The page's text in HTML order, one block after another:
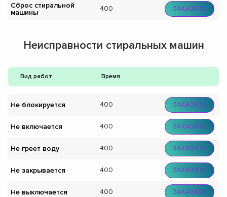
Сброс стиральной
машины
400 ЗАКАЗАТЬ
Неисправности стиральных машин
Вид работ Время
Не блокируется 400 ЗАКАЗАТЬ
Не включается 400 ЗАКАЗАТЬ
Не греет воду 400 ЗАКАЗАТЬ
Не закрывается 400 ЗАКАЗАТЬ
Не выключается 400 ЗАКАЗАТЬ